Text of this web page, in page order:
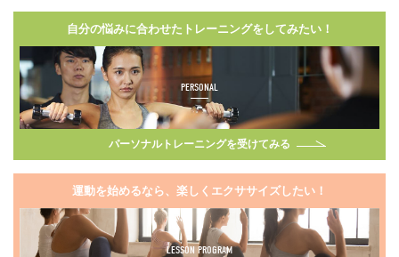
自分の悩みに合わせたトレーニングをしてみたい！
PERSONAL
パーソナルトレーニングを受けてみる
運動を始めるなら、楽しくエクササイズしたい！
LESSON PROGRAM